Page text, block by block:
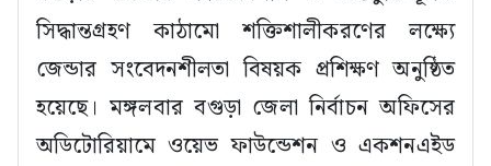
সিদ্ধান্তগ্রহণ কাঠামো শক্তিশালীকরণের লক্ষ্যে
জেন্ডার সংবেদনশীলতা বিষয়ক প্রশিক্ষণ অনুষ্ঠিত
হয়েছে। মঙ্গলবার বগুড়া জেলা নির্বাচন অফিসের
অডিটোরিয়ামে ওয়েভ ফাউন্ডেশন ও একশনএইড